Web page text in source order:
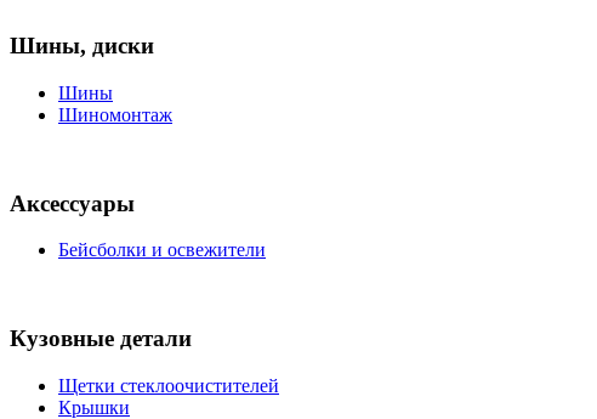
Шины, диски
Шины
Шиномонтаж
Аксессуары
Бейсболки и освежители
Кузовные детали
Щетки стеклоочистителей
Крышки